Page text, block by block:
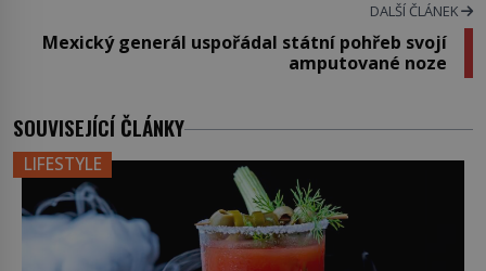
DALŠÍ ČLÁNEK
Mexický generál uspořádal státní pohřeb svojí
amputované noze
SOUVISEJÍCÍ ČLÁNKY
LIFESTYLE